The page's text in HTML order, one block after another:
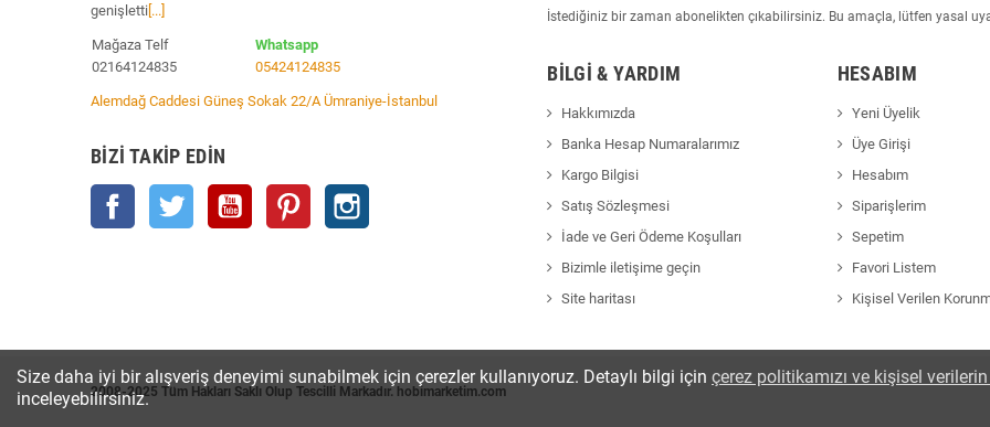
genişletti[...]
Mağaza Telf
02164124835
Whatsapp
05424124835
Alemdağ Caddesi Güneş Sokak 22/A Ümraniye-İstanbul
BIZI TAKIP EDIN
Facebook Twitter YouTube Pinterest
İstediğiniz bir zaman abonelikten çıkabilirsiniz. Bu amaçla, lütfen yasal
BILGI & YARDIM
Hakkımızda
Banka Hesap Numaralarımız
Kargo Bilgisi
Satış Sözleşmesi
İade ve Geri Ödeme Koşulları
Bizimle iletişime geçin
Site haritası
HESABIM
Yeni Üyelik
Üye Girişi
Hesabım
Siparişlerim
Sepetim
Favori Listem
Kişisel Verilen
2008-2025 Tüm Hakları Saklı Olup Tescilli Markadır. hobimarketim.com
Size daha iyi bir alışveriş deneyimi sunabilmek için çerezler kullanıyoruz. Detaylı bilgi için çerez politikamızı ve kişisel
inceleyebilirsiniz.